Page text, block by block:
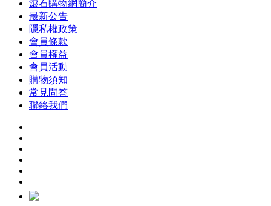
滾石購物網簡介
最新公告
隱私權政策
會員條款
會員權益
會員活動
購物須知
常見問答
聯絡我們